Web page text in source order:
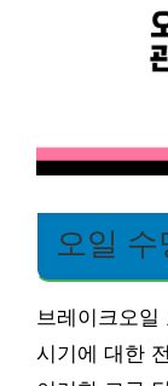
오일
브레이크오일
시기에 대한